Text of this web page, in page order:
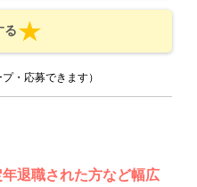
る
・応募できます）
退職された方など幅広